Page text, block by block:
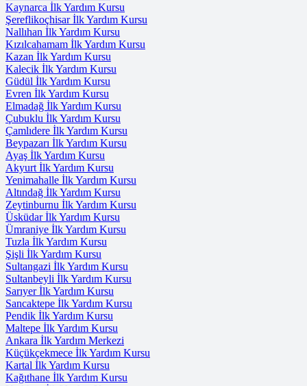
Kaynarca İlk Yardım Kursu
Şereflikoçhisar İlk Yardım Kursu
Nallıhan İlk Yardım Kursu
Kızılcahamam İlk Yardım Kursu
Kazan İlk Yardım Kursu
Kalecik İlk Yardım Kursu
Güdül İlk Yardım Kursu
Evren İlk Yardım Kursu
Elmadağ İlk Yardım Kursu
Çubuklu İlk Yardım Kursu
Çamlıdere İlk Yardım Kursu
Beypazarı İlk Yardım Kursu
Ayaş İlk Yardım Kursu
Akyurt İlk Yardım Kursu
Yenimahalle İlk Yardım Kursu
Altındağ İlk Yardım Kursu
Zeytinburnu İlk Yardım Kursu
Üsküdar İlk Yardım Kursu
Ümraniye İlk Yardım Kursu
Tuzla İlk Yardım Kursu
Şişli İlk Yardım Kursu
Sultangazi İlk Yardım Kursu
Sultanbeyli İlk Yardım Kursu
Sarıyer İlk Yardım Kursu
Sancaktepe İlk Yardım Kursu
Pendik İlk Yardım Kursu
Maltepe İlk Yardım Kursu
Ankara İlk Yardım Merkezi
Küçükçekmece İlk Yardım Kursu
Kartal İlk Yardım Kursu
Kağıthane İlk Yardım Kursu